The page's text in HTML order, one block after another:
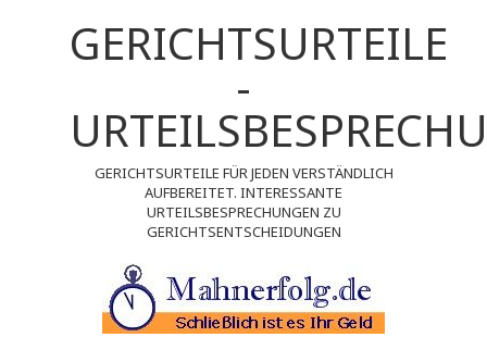
GERICHTSURTEILE
-
GERICHTSURTEILE FÜR JEDEN VERSTÄNDLICH
AUFBEREITET. INTERESSANTE
URTEILSBESPRECHUNGEN ZU
GERICHTSENTSCHEIDUNGEN